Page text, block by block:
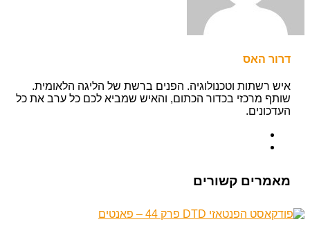
דרור האס
איש רשתות וטכנולוגיה. הפנים ברשת של הליגה הלאומית.
שותף מרכזי בכדור הכתום, והאיש שמביא לכם כל ערב את כל
העדכונים.
מאמרים קשורים